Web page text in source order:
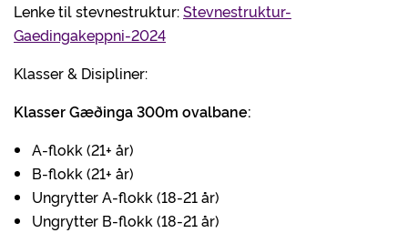
Lenke til stevnestruktur:Stevnestruktur-
Gaedingakeppni-2024
Klasser & Disipliner:
Klasser Gæðinga 300m ovalbane:
A-flokk (21+ år)
B-flokk (21+ år)
Ungrytter A-flokk (18-21 år)
Ungrytter B-flokk (18-21 år)